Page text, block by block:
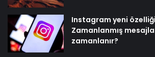
Instagram yeni
Zamanlanmış
zamanlanır?